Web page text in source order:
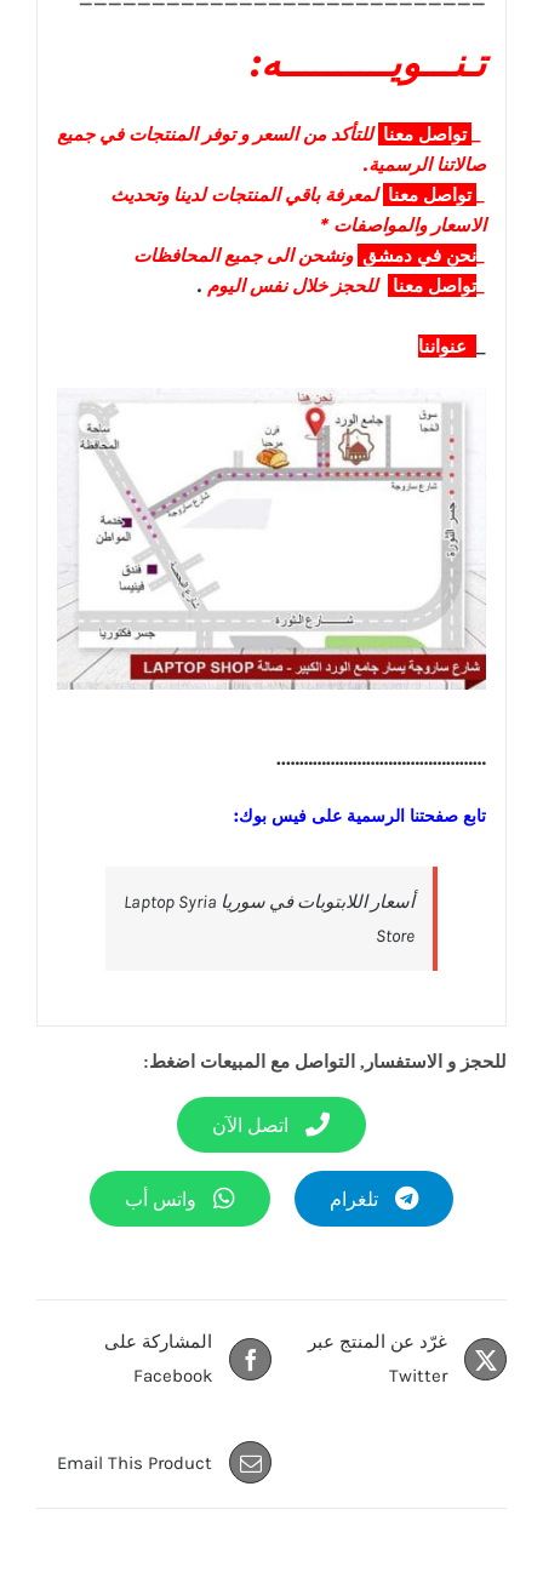
تـنـــويــــــــــه:
تواصل معنا للتأكد من السعر و توفر المنتجات في جميع
صالاتنا الرسمية.
تواصل معنا لمعرفة باقي المنتجات لدينا وتحديث
الاسعار والمواصفات *
نحن في دمشق ونشحن الى جميع المحافظات
تواصل معنا للحجز خلال نفس اليوم .
عنواننا
………………………………………..
تابع صفحتنا الرسمية على فيس بوك:
‎أسعار اللابتوبات في سوريا Laptop Syria
Store‎
للحجز و الاستفسار, التواصل مع المبيعات اضغط:
اتصل الآن
تلغرام واتس أب
المشاركة على
Facebook
غرّد عن المنتج عبر
Twitter
Email This Product